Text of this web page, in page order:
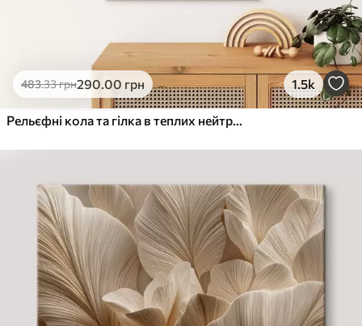
483.33грн290.00 грн 1.5k
Рельєфні кола та гілка в теплих нейтральних тонах